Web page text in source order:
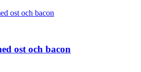
ost och bacon